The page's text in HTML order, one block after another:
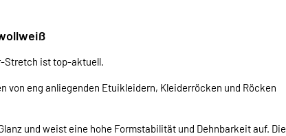
Stretch ist top-aktuell.
von eng anliegenden Etuikleidern, Kleiderröcken und Röcken
und weist eine hohe Formstabilität und Dehnbarkeit auf. Die